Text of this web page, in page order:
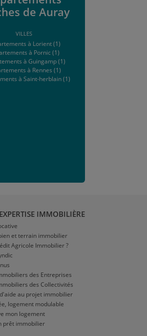
de Auray
VILLES
à Lorient (1)
à Pornic (1)
à Guingamp (1)
à Rennes (1)
à Saint-herblain (1)
IMMOBILIÈRE
et terrain immobilier
Agricole Immobilier ?
des Entreprises
des Collectivités
au projet immobilier
logement modulable
mon logement
prêt immobilier